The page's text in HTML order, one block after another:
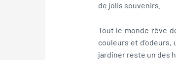
de jolis souvenirs.
Tout le monde rêve
couleurs et
jardiner reste un des